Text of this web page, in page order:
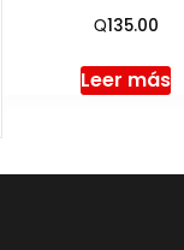
Q135.00
Leer más